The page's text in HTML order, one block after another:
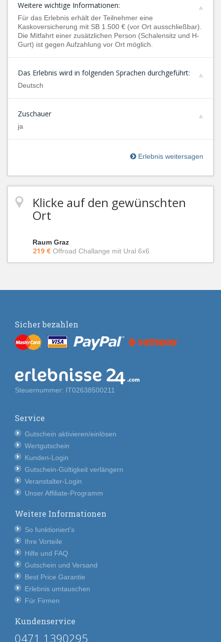
Weitere wichtige Informationen:
Für das Erlebnis erhält der Teilnehmer eine
Kaskoversicherung mit SB 1.500 € (vor Ort ausschließbar).
Die Mitfahrt einer zusätzlichen Person (Schalensitz und H-
Gurt) ist gegen Aufzahlung vor Ort möglich.
Das Erlebnis wird in folgenden Sprachen durchgeführt:
Deutsch
Zuschauer
ja
Erlebnis weitersagen
Klicke auf den gewünschten
Ort
Raum Graz
219 € Offroad Challange mit Ural 6x6
Sicher bezahlen
Steuernummer: IT02638500211
Service
Gutschein aktivieren/einlösen
Wertgutschein
Kunden-Login
Gutschein-Gültigkeit verlängern
Veranstalter-Login
Unser Affiliate-Programm
Weitere Informationen
So funktioniert's
Ihre Vorteile
Hilfe und FAQ
Gutschein und Versand
Best Price Garantie
Erlebnis umtauschen
Für Firmen
Kundenservice
0471 1390295